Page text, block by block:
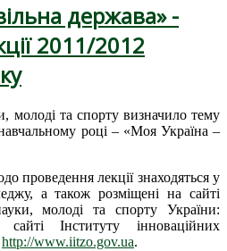
держава» -
2011/2012
молоді та спорту визначило тему
році – «Моя Україна –
проведення лекції знаходяться у
а також розміщені на сайті
молоді та спорту України:
Інституту інноваційних
http://www.iitzo.gov.ua.